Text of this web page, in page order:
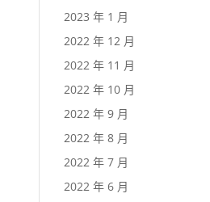
2023 年 1 月
2022 年 12 月
2022 年 11 月
2022 年 10 月
2022 年 9 月
2022 年 8 月
2022 年 7 月
2022 年 6 月